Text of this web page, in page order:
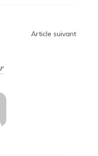
Article suivant